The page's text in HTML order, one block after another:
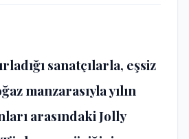
sanatçılarla, eşsiz
manzarasıyla yılın
arasındaki Jolly